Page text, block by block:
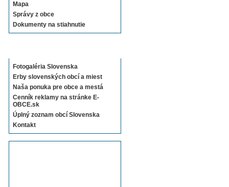
Mapa
Správy z obce
Dokumenty na stiahnutie
Fotogaléria Slovenska
Erby slovenských obcí a miest
Naša ponuka pre obce a mestá
Cenník reklamy na stránke E-
OBCE.sk
Úplný zoznam obcí Slovenska
Kontakt